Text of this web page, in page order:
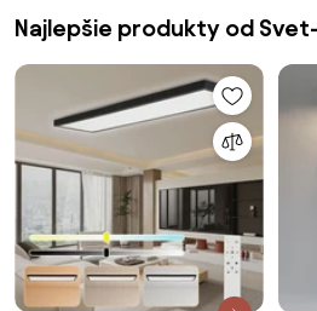
Najlepšie produkty od